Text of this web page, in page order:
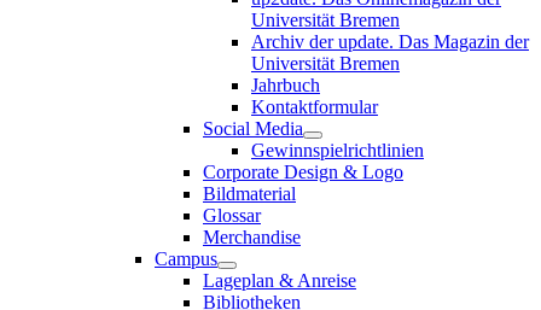
Universität Bremen
Archiv der update. Das Magazin der
Universität Bremen
Jahrbuch
Kontaktformular
Social Media
Gewinnspielrichtlinien
Corporate Design & Logo
Bildmaterial
Glossar
Merchandise
Campus
Lageplan & Anreise
Bibliotheken